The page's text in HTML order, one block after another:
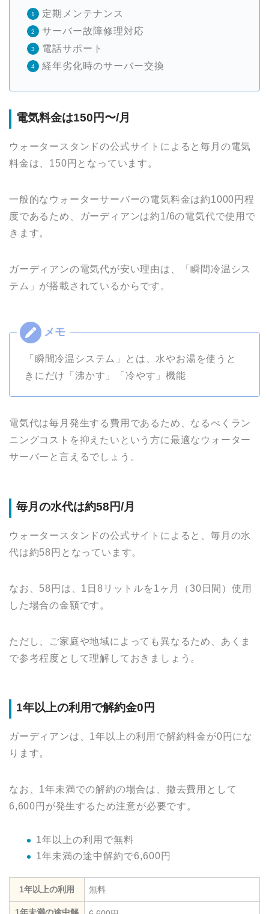
定期メンテナンス
サーバー故障修理対応
電話サポート
経年劣化時のサーバー交換
電気料金は150円〜/月
ウォータースタンドの公式サイトによると毎月の電気
料金は、150円となっています。
一般的なウォーターサーバーの電気料金は約1000円程
度であるため、ガーディアンは約1/6の電気代で使用で
きます。
ガーディアンの電気代が安い理由は、「瞬間冷温シス
テム」が搭載されているからです。
「瞬間冷温システム」とは、水やお湯を使うと
きにだけ「沸かす」「冷やす」機能
電気代は毎月発生する費用であるため、なるべくラン
ニングコストを抑えたいという方に最適なウォーター
サーバーと言えるでしょう。
毎月の水代は約58円/月
ウォータースタンドの公式サイトによると、毎月の水
代は約58円となっています。
なお、58円は、1日8リットルを1ヶ月（30日間）使用
した場合の金額です。
ただし、ご家庭や地域によっても異なるため、あくま
で参考程度として理解しておきましょう。
1年以上の利用で解約金0円
ガーディアンは、1年以上の利用で解約料金が0円にな
ります。
なお、1年未満での解約の場合は、撤去費用として
6,600円が発生するため注意が必要です。
1年以上の利用で無料
1年未満の途中解約で6,600円
1年以上の利用 無料
1年未満の途中解